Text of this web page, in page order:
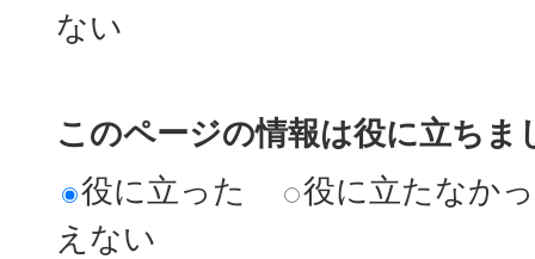
ない
このページの情報は役に立ちま
役に立った
役に立たなか
えない